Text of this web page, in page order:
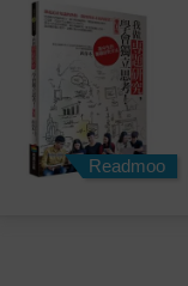
Readmoo